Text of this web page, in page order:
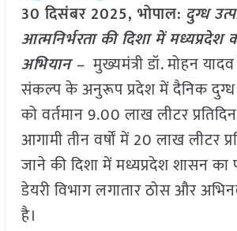
30 दिसंबर 2025, भोपाल: दुग्ध
आत्मनिर्भरता की दिशा में
अभियान – मुख्यमंत्री डॉ. मोहन
संकल्प के अनुरूप प्रदेश में दैनिक दुग्ध
को वर्तमान 9.00 लाख लीटर
आगामी तीन वर्षों में 20 लाख लीटर
जाने की दिशा में मध्यप्रदेश शासन
डेयरी विभाग लगातार ठोस और
है।